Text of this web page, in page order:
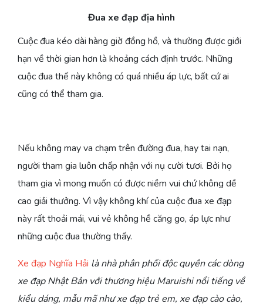
Đua xe đạp địa hình
Cuộc đua kéo dài hàng giờ đồng hồ, và thường được giới
hạn về thời gian hơn là khoảng cách định trước. Những
cuộc đua thế này không có quá nhiều áp lực, bất cứ ai
cũng có thể tham gia.
Nếu không may va chạm trên đường đua, hay tai nạn,
người tham gia luôn chấp nhận với nụ cười tươi. Bởi họ
tham gia vì mong muốn có được niềm vui chứ không dề
cao giải thưởng. Vì vậy không khí của cuộc đua xe đạp
này rất thoải mái, vui vẻ không hề căng go, áp lực như
những cuộc đua thường thấy.
Xe đạp Nghĩa Hải là nhà phân phối độc quyền các dòng
xe đạp Nhật Bản với thương hiệu Maruishi nổi tiếng về
kiểu dáng, mẫu mã như xe đạp trẻ em, xe đạp cào cào,